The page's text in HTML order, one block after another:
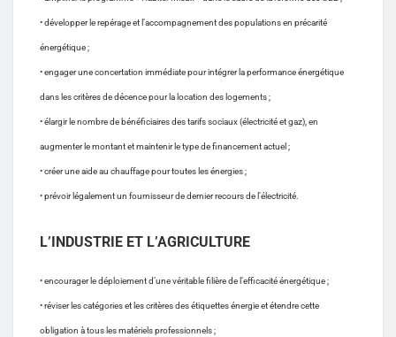
• développer le repérage et l’accompagnement des populations en précarité
énergétique ;
• engager une concertation immédiate pour intégrer la performance énergétique
dans les critères de décence pour la location des logements ;
• élargir le nombre de bénéficiaires des tarifs sociaux (électricité et gaz), en
augmenter le montant et maintenir le type de financement actuel ;
• créer une aide au chauffage pour toutes les énergies ;
• prévoir légalement un fournisseur de dernier recours de l’électricité.
L’INDUSTRIE ET L’AGRICULTURE
• encourager le déploiement d’une véritable filière de l’efficacité énergétique ;
• réviser les catégories et les critères des étiquettes énergie et étendre cette
obligation à tous les matériels professionnels ;